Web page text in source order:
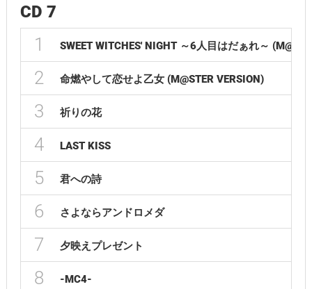
CD 7
1 SWEET WITCHES' NIGHT ～6人目はだぁれ～
2 命燃やして恋せよ乙女 (M@STER VERSION)
3 祈りの花
4 LAST KISS
5 君への詩
6 さよならアンドロメダ
7 夕映えプレゼント
8 -MC4-